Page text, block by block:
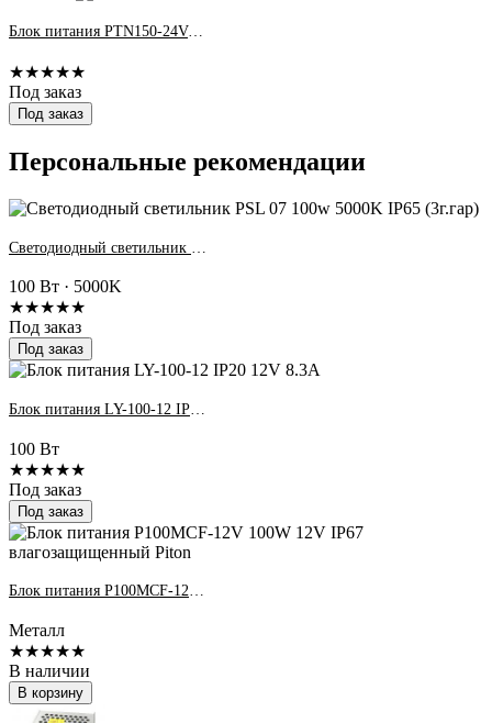
Блок питания PTN150-24V-R2 150W 24V IP20
★★★★★
Под заказ
Под заказ
Персональные рекомендации
100 Вт · 5000K
★★★★★
Под заказ
Под заказ
100 Вт
★★★★★
Под заказ
Под заказ
Блок питания P100MCF-12V 100W 12V IP67 влагозащищенный Piton
Металл
★★★★★
В наличии
В корзину